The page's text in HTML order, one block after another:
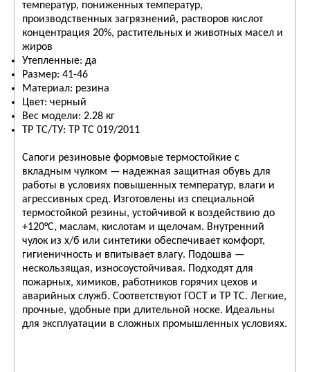
температур, пониженных температур,
производственных загрязнений, растворов кислот
концентрация 20%, растительных и животных масел и
жиров
Утепленные: да
Размер: 41-46
Материал: резина
Цвет: черный
Вес модели: 2.28 кг
ТР ТС/ТУ: ТР ТС 019/2011
Сапоги резиновые формовые термостойкие с
вкладным чулком — надежная защитная обувь для
работы в условиях повышенных температур, влаги и
агрессивных сред. Изготовлены из специальной
термостойкой резины, устойчивой к воздействию до
+120°С, маслам, кислотам и щелочам. Внутренний
чулок из х/б или синтетики обеспечивает комфорт,
гигиеничность и впитывает влагу. Подошва —
нескользящая, износоустойчивая. Подходят для
пожарных, химиков, работников горячих цехов и
аварийных служб. Соответствуют ГОСТ и ТР ТС. Легкие,
прочные, удобные при длительной носке. Идеальны
для эксплуатации в сложных промышленных условиях.